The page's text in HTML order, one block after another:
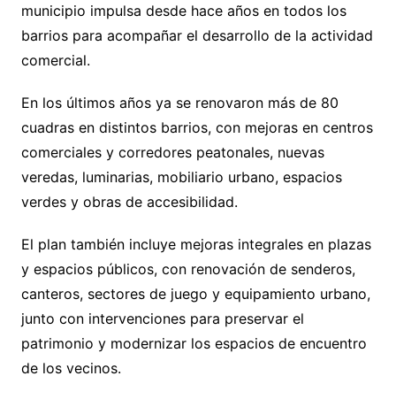
municipio impulsa desde hace años en todos los
barrios para acompañar el desarrollo de la actividad
comercial.
En los últimos años ya se renovaron más de 80
cuadras en distintos barrios, con mejoras en centros
comerciales y corredores peatonales, nuevas
veredas, luminarias, mobiliario urbano, espacios
verdes y obras de accesibilidad.
El plan también incluye mejoras integrales en plazas
y espacios públicos, con renovación de senderos,
canteros, sectores de juego y equipamiento urbano,
junto con intervenciones para preservar el
patrimonio y modernizar los espacios de encuentro
de los vecinos.